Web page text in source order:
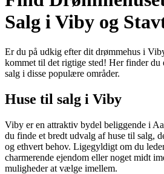
Salg i Viby og
Er du på udkig efter dit drømmehus i
kommet til det rigtige sted! Her finder du
salg i disse populære områder.
Huse til salg i Viby
Viby er en attraktiv bydel beliggende i
du finde et bredt udvalg af huse til salg,
og ethvert behov. Ligegyldigt om du
charmerende ejendom eller noget midt
muligheder at vælge imellem.